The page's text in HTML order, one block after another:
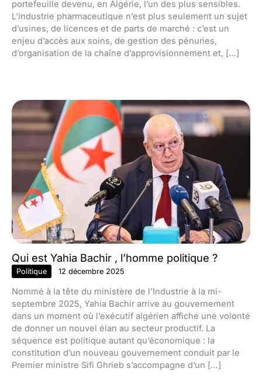
portefeuille devenu, en Algérie, l’un des plus sensibles.
L’industrie pharmaceutique n’est plus seulement un sujet
d’usines, de licences et de parts de marché : c’est un
enjeu d’accès aux soins, de gestion des pénuries,
d’organisation de la chaîne d’approvisionnement et, […]
Qui est Yahia Bachir , l’homme politique ?
Politique 12 décembre 2025
Nommé à la tête du ministère de l’Industrie à la mi-
septembre 2025, Yahia Bachir arrive au gouvernement
dans un moment où l’exécutif algérien affiche une volonté
de donner un nouvel élan au secteur productif. La
séquence est politique autant qu’économique : la
constitution d’un nouveau gouvernement conduit par le
Premier ministre Sifi Ghrieb s’accompagne d’un […]